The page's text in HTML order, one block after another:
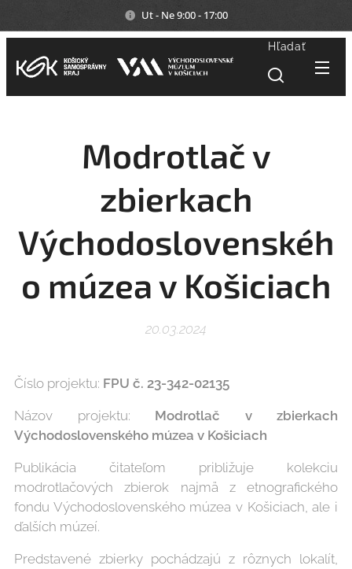
Ut - Ne 9:00 - 17:00
Hľadať
Modrotlač v
zbierkach
Východoslovenskéh
o múzea v Košiciach
20.03.2024
Číslo projektu: FPU č. 23-342-02135
Názov projektu: Modrotlač v zbierkach
Východoslovenského múzea v Košiciach
Publikácia čitateľom približuje kolekciu
modrotlačových zbierok najmä z etnografického
fondu Východoslovenského múzea v Košiciach, ale i
ďalších múzeí.
Predstavené zbierky pochádzajú z rôznych lokalít,